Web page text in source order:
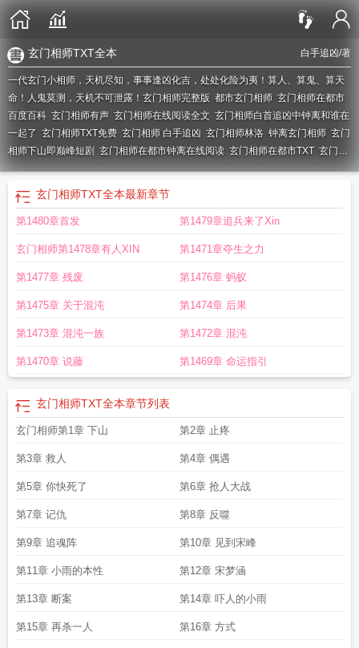
白手追凶/著
玄门相师TXT全本
一代玄门小相师，天机尽知，事事逢凶化吉，处处化险为夷！算人、算鬼、算天
命！人鬼莫测，天机不可泄露！ 玄门相师完整版 都市玄门相师 玄门相师在都市
百度百科 玄门相师有声 玄门相师在线阅读全文 玄门相师白首追凶中钟离和谁在
一起了 玄门相师TXT免费 玄门相师 白手追凶 玄门相师林洛 钟离玄门相师 玄门
相师下山即巅峰短剧 玄门相师在都市钟离在线阅读 玄门相师在都市TXT 玄门相
师女主玄门相师+白手追凶玄门相师在都市TXT八零下山即巅峰短剧观看玄门
相师在都市钟离
玄门相师好看吗玄门相师钟离免费阅读
师钟离最新章节免费观看
费阅读玄门相师76 玄门相师后续玄门相师下山来免费
在都市有声玄门相师白手追凶txt 玄门相师TXT 玄门相师txt白手追凶
笔趣阁玄门相师最新章节 玄门相师不许跑!好妹妹你的头上有鬼! 雁门关外
主角 钟离白手追凶玄门相师 玄门相师苏清瑶全文免费玄门相师不许跑!好妹妹
你的头上有鬼玄门相师录全文 玄门相师全文免费 玄门相师txt全集
相师在都市全文免费阅读
玄门相师下山来全文阅读最新章节更
巅峰全集玄门相师全文免费阅读玄门相师完本TXT玄门相师钟离txt玄门相师
免费 玄门相师TXT奇书网玄门相师在都市钟离吴小晴
么玄门相师下山来全集免费观看玄门相师录TXT免费全本玄门相师在都市
txt玄门相师直播 玄门相师白手追凶 玄门相师txt钟离
师录 道之光
玄门相师下山即巅峰玄门相师苏离结局
集玄门相师下山全文免费阅读 玄门相师TXT八零玄门相师钟离在线阅读
书旗网 玄门相师下山来林舟 玄门相师钟离玄门相师百科
师直播看相玄门相师在都市 钟离 玄门相师玄门相师录全文免费阅读
版玄门相师txt
玄门相师TXT全本最新章节
第1480章首发 第1479章追兵来了Xin
玄门相师第1478章有人XIN 第1471章夺生之力
第1477章 残废 第1476章 蚂蚁
第1475章 关于混沌 第1474章 后果
第1473章 混沌一族 第1472章 混沌
第1470章 说藤 第1469章 命运指引
玄门相师TXT全本章节列表
玄门相师第1章 下山 第2章 止疼
第3章 救人 第4章 偶遇
第5章 你快死了 第6章 抢人大战
第7章 记仇 第8章 反噬
第9章 追魂阵 第10章 见到宋峰
第11章 小雨的本性 第12章 宋梦涵
第13章 断案 第14章 吓人的小雨
第15章 再杀一人 第16章 方式